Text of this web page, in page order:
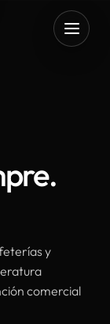
y
comercial